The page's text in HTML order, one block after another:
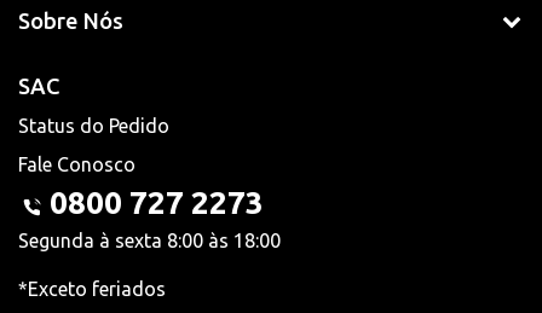
Sobre Nós
SAC
Status do Pedido
Fale Conosco
0800 727 2273
Segunda à sexta 8:00 às 18:00
*Exceto feriados